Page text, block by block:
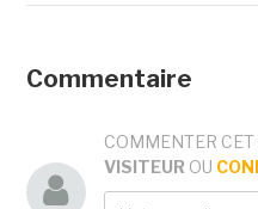
Commentaire
COMMENTER
VISITEUR OU